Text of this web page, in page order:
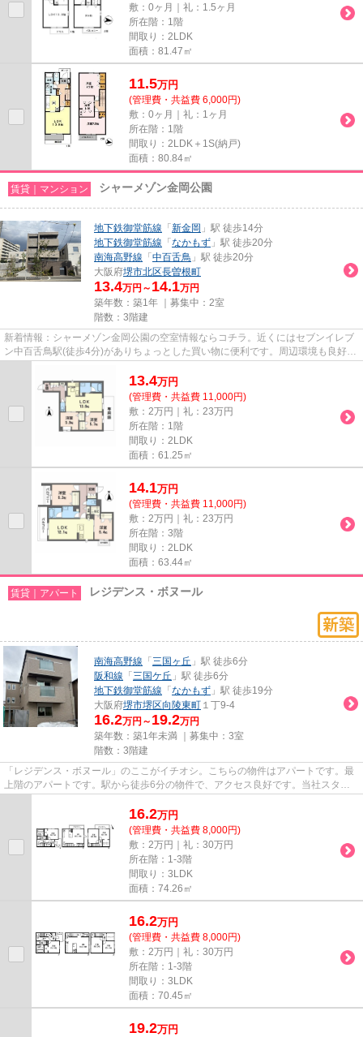
敷：0ヶ月｜礼：1.5ヶ月
所在階：1階
間取り：2LDK
面積：81.47㎡
11.5万円
(管理費・共益費 6,000円)
敷：0ヶ月｜礼：1ヶ月
所在階：1階
間取り：2LDK＋1S(納戸)
面積：80.84㎡
賃貸｜マンション シャーメゾン金岡公園
地下鉄御堂筋線 「 新金岡 」駅 徒歩14分
地下鉄御堂筋線 「 なかもず 」駅 徒歩20分
南海高野線 「 中百舌鳥 」駅 徒歩20分
大阪府堺市北区長曽根町
13.4万円～ 14.1万円
築年数：築1年 ｜募集中： 2室
階数：3階建
新着情報：シャーメゾン金岡公園の空室情報ならコチラ。近くにはセブンイレブ
ン中百舌鳥駅(徒歩4分)がありちょっとした買い物に便利です。周辺環境も良好
13.4万円
(管理費・共益費 11,000円)
敷：2万円｜礼：23万円
所在階：1階
間取り：2LDK
面積：61.25㎡
14.1万円
(管理費・共益費 11,000円)
敷：2万円｜礼：23万円
所在階：3階
間取り：2LDK
面積：63.44㎡
賃貸｜アパート レジデンス・ボヌール
南海高野線 「 三国ヶ丘 」駅 徒歩6分
阪和線 「 三国ケ丘 」駅 徒歩6分
地下鉄御堂筋線 「 なかもず 」駅 徒歩19分
大阪府堺市堺区向陵東町 １丁9-4
16.2万円～ 19.2万円
築年数：築1年未満 ｜募集中： 3室
階数：3階建
「レジデンス・ボヌール」のここがイチオシ。こちらの物件はアパートです。最
上階のアパートです。駅から徒歩6分の物件で、アクセス良好です。当社スタッ
16.2万円
(管理費・共益費 8,000円)
敷：2万円｜礼：30万円
所在階：1-3階
間取り：3LDK
面積：74.26㎡
16.2万円
(管理費・共益費 8,000円)
敷：2万円｜礼：30万円
所在階：1-3階
間取り：3LDK
面積：70.45㎡
19.2万円